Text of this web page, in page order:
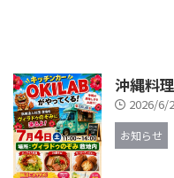
沖縄料
2026/6/
お知らせ